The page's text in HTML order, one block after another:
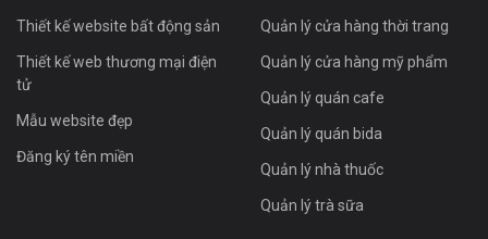
Thiết kế website bất động sản
Thiết kế web thương mại điện
tử
Mẫu website đẹp
Đăng ký tên miền
Quản lý cửa hàng thời trang
Quản lý cửa hàng mỹ phẩm
Quản lý quán cafe
Quản lý quán bida
Quản lý nhà thuốc
Quản lý trà sữa